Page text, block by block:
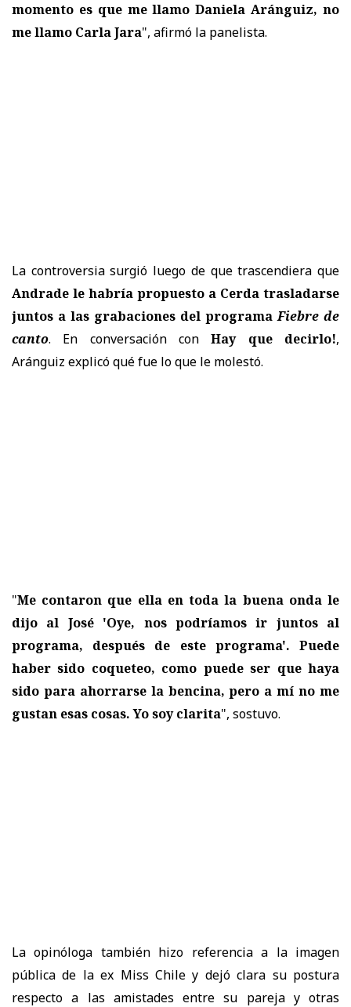
momento es que me llamo Daniela Aránguiz, no
me llamo Carla Jara", afirmó la panelista.
La controversia surgió luego de que trascendiera que
Andrade le habría propuesto a Cerda trasladarse
juntos a las grabaciones del programaFiebre de
canto. En conversación conHay que decirlo!,
Aránguiz explicó qué fue lo que le molestó.
"Me contaron que ella en toda la buena onda le
dijo al José 'Oye, nos podríamos ir juntos al
programa, después de este programa'. Puede
haber sido coqueteo, como puede ser que haya
sido para ahorrarse la bencina, pero a mí no me
gustan esas cosas. Yo soy clarita", sostuvo.
La opinóloga también hizo referencia a la imagen
pública de la ex Miss Chile y dejó clara su postura
respecto a las amistades entre su pareja y otras